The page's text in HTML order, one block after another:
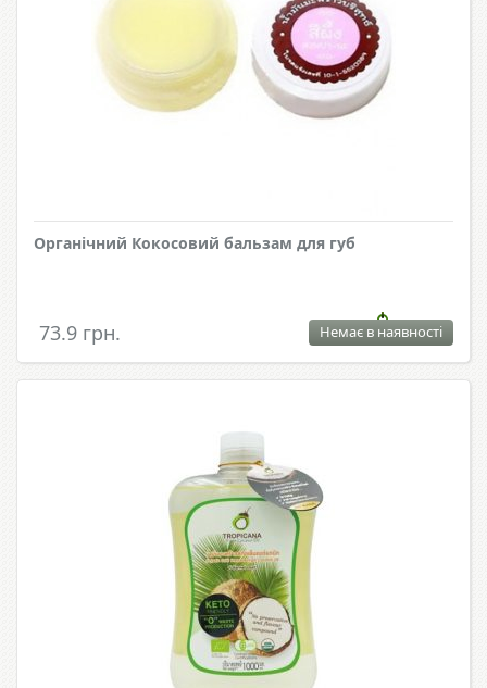
Органічний Кокосовий бальзам для губ
73.9 грн. Немає в наявності